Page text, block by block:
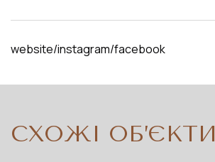
website instagram facebook
СХОЖІ ОБ’ЄКТИ